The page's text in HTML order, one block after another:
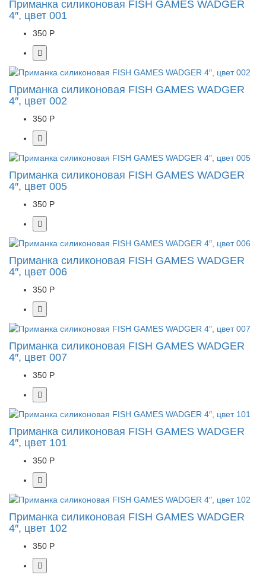
Приманка силиконовая FISH GAMES WADGER
4″, цвет 001
350 Р
Приманка силиконовая FISH GAMES WADGER
4″, цвет 002
350 Р
Приманка силиконовая FISH GAMES WADGER
4″, цвет 005
350 Р
Приманка силиконовая FISH GAMES WADGER
4″, цвет 006
350 Р
Приманка силиконовая FISH GAMES WADGER
4″, цвет 007
350 Р
Приманка силиконовая FISH GAMES WADGER
4″, цвет 101
350 Р
Приманка силиконовая FISH GAMES WADGER
4″, цвет 102
350 Р